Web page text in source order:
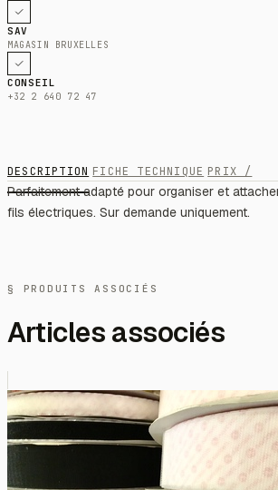
SAV
MAGASIN BRUXELLES
CONSEIL
+32 2 640 72 47
DESCRIPTION FICHE TECHNIQUE PRIX /
Parfaitement adapté pour organiser et
fils électriques. Sur demande uniquement.
§ PRODUITS ASSOCIÉS
Articles associés